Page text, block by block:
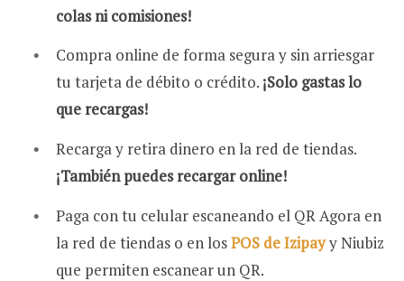
colas ni comisiones!
Compra online de forma segura y sin arriesgar
tu tarjeta de débito o crédito. ¡Solo gastas lo
que recargas!
Recarga y retira dinero en la red de tiendas.
¡También puedes recargar online!
Paga con tu celular escaneando el QR Agora en
la red de tiendas o en losPOS de Izipayy Niubiz
que permiten escanear un QR.